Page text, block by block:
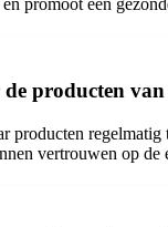
producten
vertrouwen op